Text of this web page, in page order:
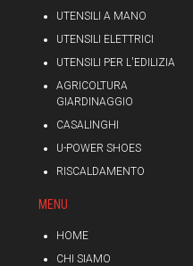
UTENSILI A MANO
UTENSILI ELETTRICI
UTENSILI PER L'EDILIZIA
AGRICOLTURA
GIARDINAGGIO
CASALINGHI
U-POWER SHOES
RISCALDAMENTO
MENU
HOME
CHI SIAMO